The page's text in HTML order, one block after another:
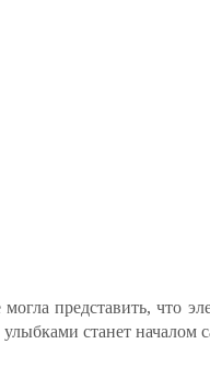
представить, что
станет началом